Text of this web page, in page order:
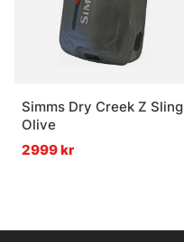
Simms Dry Creek Z Sling
Olive
2999 kr